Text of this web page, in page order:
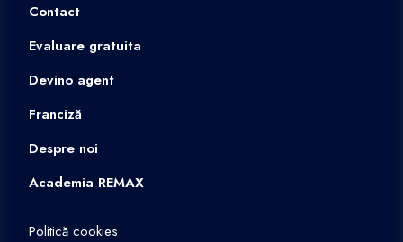
Contact
Evaluare gratuita
Devino agent
Franciză
Despre noi
Academia REMAX
Politică cookies